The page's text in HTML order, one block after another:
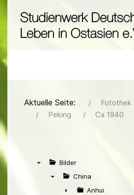
Aktuelle Seite: Fotothek
Peking
Ca 1940
Bilder
China
Anhui